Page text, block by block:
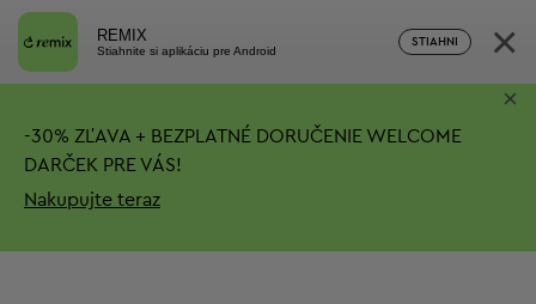
REMIX
Stiahnite si aplikáciu pre Android
STIAHNI ×
-30% ZĽAVA + BEZPLATNÉ DORUČENIE WELCOME
DARČEK PRE VÁS!
Nakupujte teraz
×